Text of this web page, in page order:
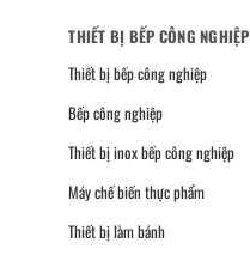
THIẾT BỊ BẾP CÔNG NGHIỆP
Thiết bị bếp công nghiệp
Bếp công nghiệp
Thiết bị inox bếp công nghiệp
Máy chế biến thực phẩm
Thiết bị làm bánh